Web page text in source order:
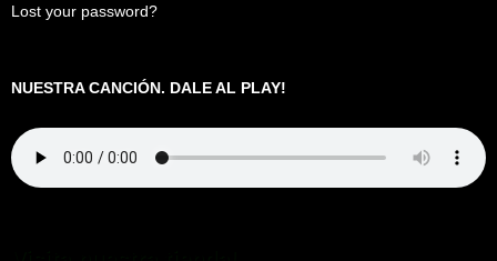
Lost your password?
NUESTRA CANCIÓN. DALE AL PLAY!